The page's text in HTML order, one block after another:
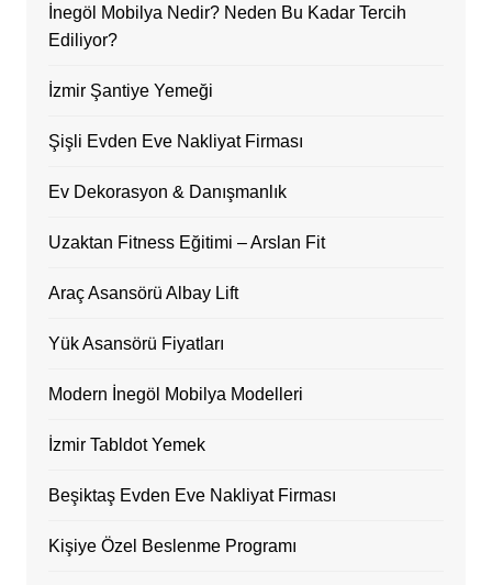
İnegöl Mobilya Nedir? Neden Bu Kadar Tercih
Ediliyor?
İzmir Şantiye Yemeği
Şişli Evden Eve Nakliyat Firması
Ev Dekorasyon & Danışmanlık
Uzaktan Fitness Eğitimi – Arslan Fit
Araç Asansörü Albay Lift
Yük Asansörü Fiyatları
Modern İnegöl Mobilya Modelleri
İzmir Tabldot Yemek
Beşiktaş Evden Eve Nakliyat Firması
Kişiye Özel Beslenme Programı